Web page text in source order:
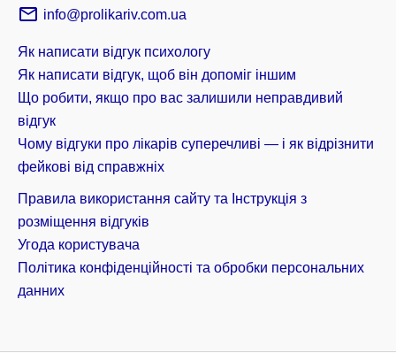
info@prolikariv.com.ua
Як написати відгук психологу
Як написати відгук, щоб він допоміг іншим
Що робити, якщо про вас залишили неправдивий
відгук
Чому відгуки про лікарів суперечливі — і як відрізнити
фейкові від справжніх
Правила використання сайту та Інструкція з
розміщення відгуків
Угода користувача
Політика конфіденційності та обробки персональних
данних